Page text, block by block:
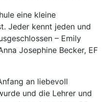
eine kleine
Jeder kennt jeden und
– Emily
Josephine Becker, EF
an liebevoll
und die Lehrer und